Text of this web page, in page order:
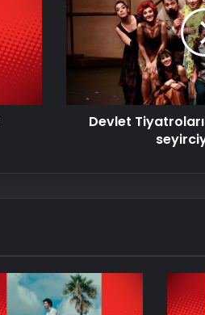
yılda
milyon
seyirciye
Devlet